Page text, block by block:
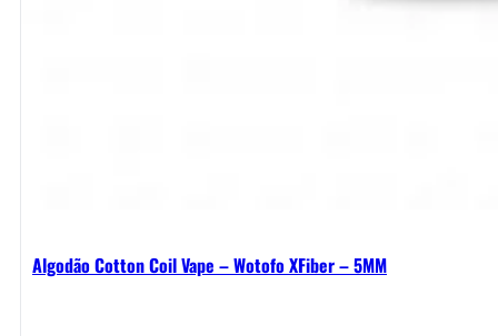
Algodão Cotton Coil Vape – Wotofo XFiber – 5MM